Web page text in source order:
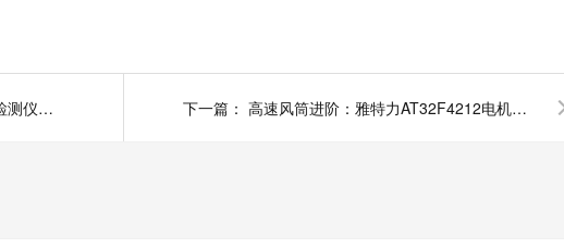
辐射检测仪厂家采购必看：辐射检测仪需要哪些芯片 下一篇： 高速风筒进阶：雅特力AT32F4212电机MCU应用方案